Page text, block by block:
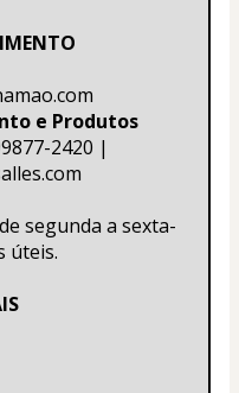
e Produtos
2420 |
de segunda a sexta-
úteis.